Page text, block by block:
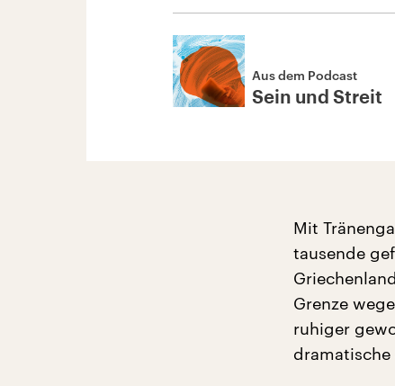
Aus dem Podcast
Sein und Streit
Mit
tausende
Grenze
ruhiger
dramatische